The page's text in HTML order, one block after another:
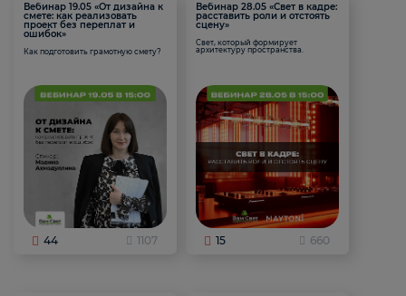
Вебинар 19.05 «От дизайна к
смете: как реализовать
проект без переплат и
ошибок»
Как подготовить грамотную смету?
44 1107
Вебинар 28.05 «Свет в кадре:
расставить роли и отстоять
сцену»
Свет, который формирует
архитектуру пространства.
15 660